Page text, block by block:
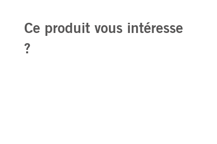
Ce produit vous intéresse
?